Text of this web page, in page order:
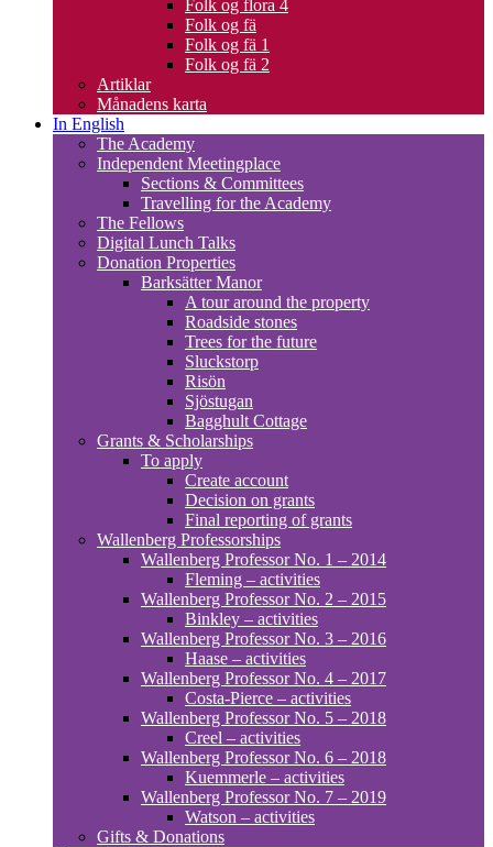
Folk og flora 4
Folk og fä
Folk og fä 1
Folk og fä 2
Artiklar
Månadens karta
In English
The Academy
Independent Meetingplace
Sections & Committees
Travelling for the Academy
The Fellows
Digital Lunch Talks
Donation Properties
Barksätter Manor
A tour around the property
Roadside stones
Trees for the future
Sluckstorp
Risön
Sjöstugan
Bagghult Cottage
Grants & Scholarships
To apply
Create account
Decision on grants
Final reporting of grants
Wallenberg Professorships
Wallenberg Professor No. 1 – 2014
Fleming – activities
Wallenberg Professor No. 2 – 2015
Binkley – activities
Wallenberg Professor No. 3 – 2016
Haase – activities
Wallenberg Professor No. 4 – 2017
Costa-Pierce – activities
Wallenberg Professor No. 5 – 2018
Creel – activities
Wallenberg Professor No. 6 – 2018
Kuemmerle – activities
Wallenberg Professor No. 7 – 2019
Watson – activities
Gifts & Donations